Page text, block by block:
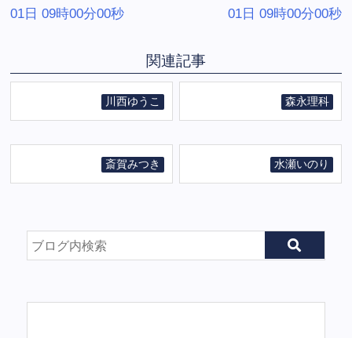
01日 09時00分00秒
01日 09時00分00秒
関連記事
川西ゆうこ 森永理科
斎賀みつき 水瀬いのり